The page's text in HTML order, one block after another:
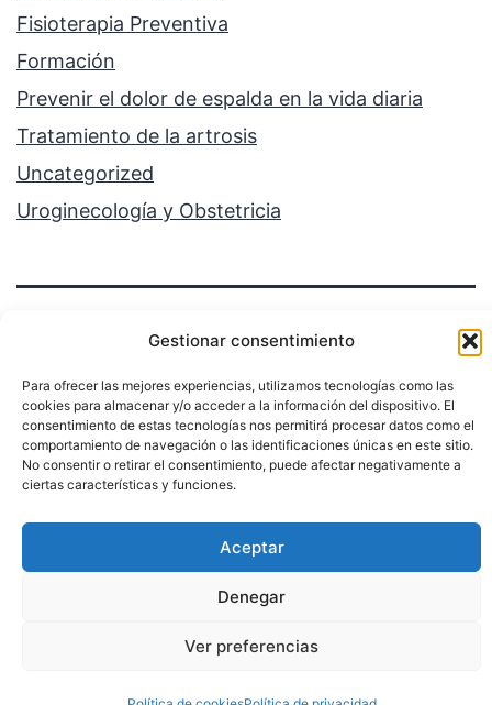
Gestionar consentimiento
Para ofrecer las mejores experiencias, utilizamos tecnologías como las
cookies para almacenar y/o acceder a la información del dispositivo. El
consentimiento de estas tecnologías nos permitirá procesar datos como el
comportamiento de navegación o las identificaciones únicas en este sitio.
No consentir o retirar el consentimiento, puede afectar negativamente a
ciertas características y funciones.
Aceptar
Denegar
Ver preferencias
Fisioterapia Preventiva
Formación
Prevenir el dolor de espalda en la vida diaria
Tratamiento de la artrosis
Uncategorized
Uroginecología y Obstetricia
Política de privacidad
Funciona gracias aWordPress.